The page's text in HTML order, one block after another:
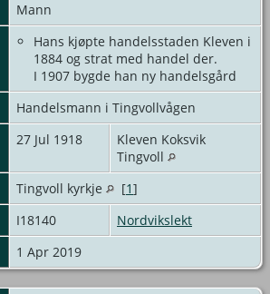
Mann
Hans kjøpte handelsstaden Kleven i
1884 og strat med handel der.
I 1907 bygde han ny handelsgård
Handelsmann i Tingvollvågen
27 Jul 1918
Kleven Koksvik
Tingvoll
Tingvoll kyrkje [1]
I18140
Nordvikslekt
1 Apr 2019